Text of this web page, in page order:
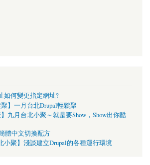
如何變更指定網址?
聚】一月台北Drupal輕鬆聚
】九月台北小聚～就是要Show，Show出你酷
體中文切換配方
小聚】淺談建立Drupal的各種運行環境